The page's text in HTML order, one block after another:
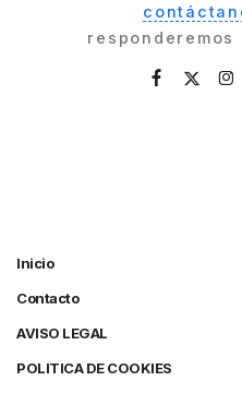
Inicio
Contacto
AVISO LEGAL
POLITICA DE COOKIES